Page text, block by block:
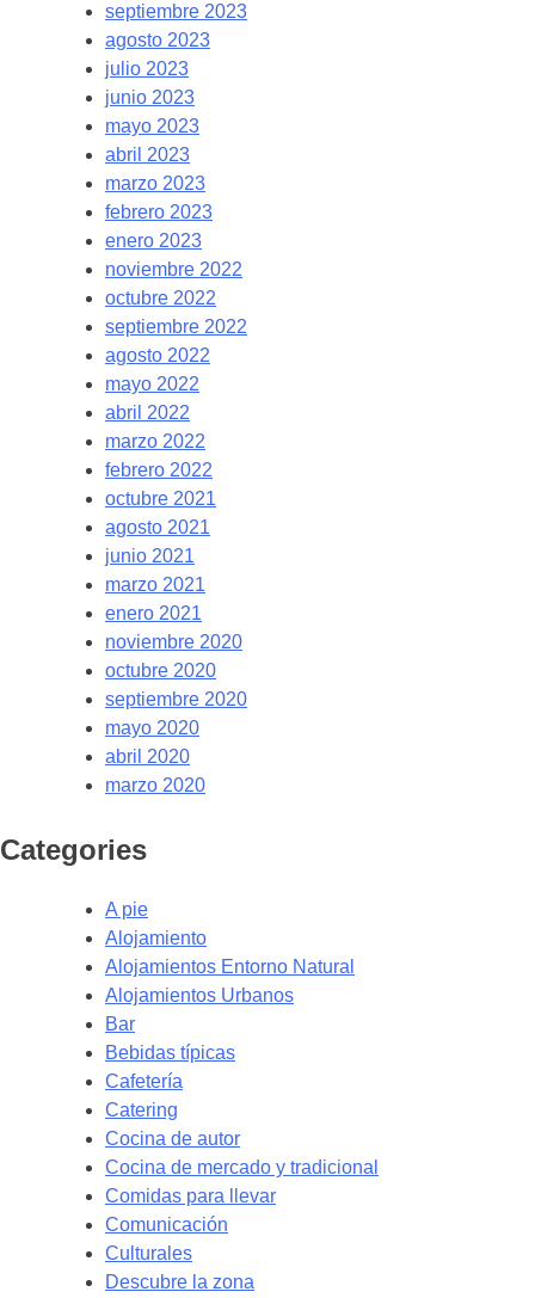
septiembre 2023
agosto 2023
julio 2023
junio 2023
mayo 2023
abril 2023
marzo 2023
febrero 2023
enero 2023
noviembre 2022
octubre 2022
septiembre 2022
agosto 2022
mayo 2022
abril 2022
marzo 2022
febrero 2022
octubre 2021
agosto 2021
junio 2021
marzo 2021
enero 2021
noviembre 2020
octubre 2020
septiembre 2020
mayo 2020
abril 2020
marzo 2020
Categories
A pie
Alojamiento
Alojamientos Entorno Natural
Alojamientos Urbanos
Bar
Bebidas típicas
Cafetería
Catering
Cocina de autor
Cocina de mercado y tradicional
Comidas para llevar
Comunicación
Culturales
Descubre la zona